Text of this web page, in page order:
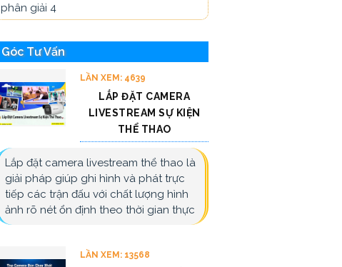
phân giải 4
Góc Tư Vấn
LẦN XEM: 4639
LẮP ĐẶT CAMERA
LIVESTREAM SỰ KIỆN
THỂ THAO
Lắp đặt camera livestream thể thao là
giải pháp giúp ghi hình và phát trực
tiếp các trận đấu với chất lượng hình
ảnh rõ nét ổn định theo thời gian thực
LẦN XEM: 13568